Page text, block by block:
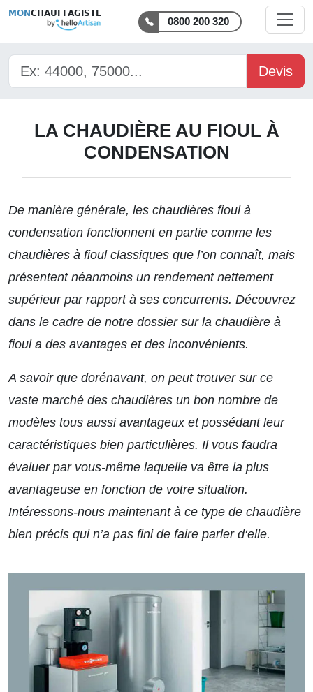
MON CHAUFFAGISTE
0800 200 320
Devis
LA CHAUDIÈRE AU FIOUL À
CONDENSATION
De manière générale, les chaudières fioul à
condensation fonctionnent en partie comme les
chaudières à fioul classiques que l’on connaît, mais
présentent néanmoins un rendement nettement
supérieur par rapport à ses concurrents. Découvrez
dans le cadre de notre dossier sur la chaudière à
fioul a des avantages et des inconvénients.
A savoir que dorénavant, on peut trouver sur ce
vaste marché des chaudières un bon nombre de
modèles tous aussi avantageux et possédant leur
caractéristiques bien particulières. Il vous faudra
évaluer par vous-même laquelle va être la plus
avantageuse en fonction de votre situation.
Intéressons-nous maintenant à ce type de chaudière
bien précis qui n’a pas fini de faire parler d‘elle.